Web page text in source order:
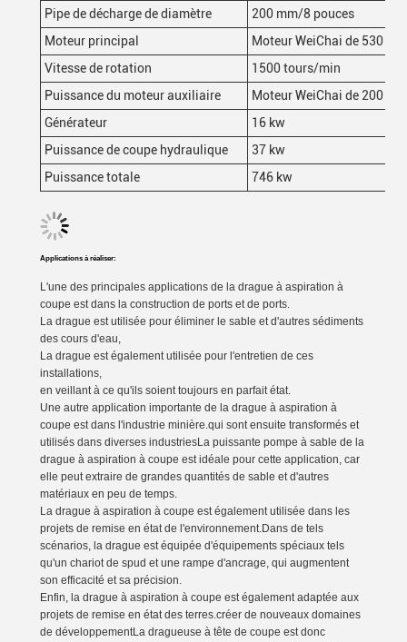
Pipe de décharge de diamètre
200 mm/8 pouces
Moteur principal
Moteur WeiChai de 530 kW
Vitesse de rotation
1500 tours/min
Puissance du moteur auxiliaire
Moteur WeiChai de 200 kW
Générateur
16 kw
Puissance de coupe hydraulique
37 kw
Puissance totale
746 kw
Applications à réaliser:
L'une des principales applications de la drague à aspiration à
coupe est dans la construction de ports et de ports.
La drague est utilisée pour éliminer le sable et d'autres sédiments
des cours d'eau,
La drague est également utilisée pour l'entretien de ces
installations,
en veillant à ce qu'ils soient toujours en parfait état.
Une autre application importante de la drague à aspiration à
coupe est dans l'industrie minière.qui sont ensuite transformés et
utilisés dans diverses industriesLa puissante pompe à sable de la
drague à aspiration à coupe est idéale pour cette application, car
elle peut extraire de grandes quantités de sable et d'autres
matériaux en peu de temps.
La drague à aspiration à coupe est également utilisée dans les
projets de remise en état de l'environnement.Dans de tels
scénarios, la drague est équipée d'équipements spéciaux tels
qu'un chariot de spud et une rampe d'ancrage, qui augmentent
son efficacité et sa précision.
Enfin, la drague à aspiration à coupe est également adaptée aux
projets de remise en état des terres.créer de nouveaux domaines
de développementLa dragueuse à tête de coupe est donc